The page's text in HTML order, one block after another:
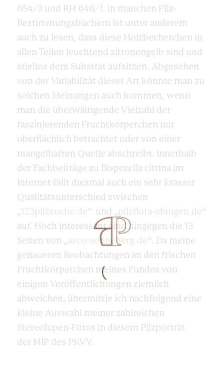
654/3 und RH 646/1. In manchen Pilz-
Bestimmungsbüchern ist unter anderem
auch zu lesen, dass diese Holzbecherchen in
allen Teilen leuchtend zitronengelb sind und
stiellos dem Substrat aufsitzen. Abgesehen
von der Variabilität dieser Art könnte man zu
solchen Meinungen auch kommen, wenn
man die überwältigende Vielzahl der
faszinierenden Fruchtkörperchen nur
oberflächlich betrachtet oder von einer
mangelhaften Quelle abschreibt. Innerhalb
der Fachbeiträge zu Bisporella citrina im
Internet fällt diesmal auch ein sehr krasser
Qualitätsunterschied zwischen
„123pilzsuche.de“ und „pilzflora-ehingen.de“
auf. Hoch interessant sind hingegen die 13
Seiten von „asco-sonneberg.de“. Da meine
genaueren Beobachtungen an den frischen
Fruchtkörperchen meines Fundes von
einigen Veröffentlichungen ziemlich
abweichen, übermittle ich nachfolgend eine
kleine Auswahl meiner zahlreichen
Stereolupen-Fotos in diesem Pilzporträt
der MIP des PKVV.